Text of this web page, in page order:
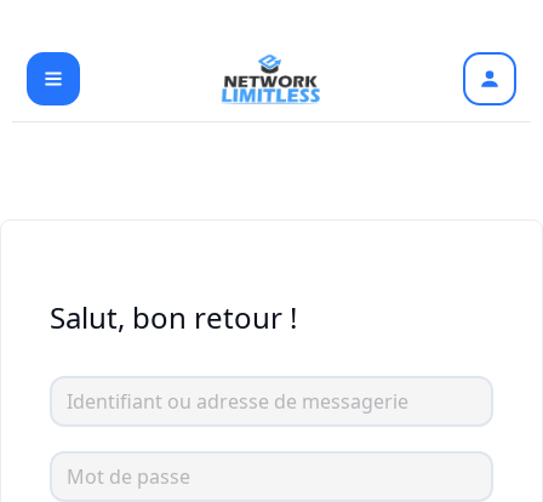
Aller
au
contenu
Salut, bon retour !